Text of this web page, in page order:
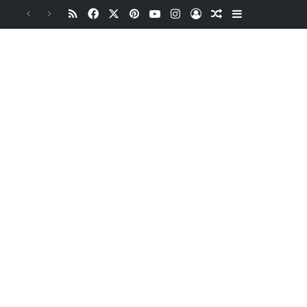
RSSFacebookPinterestYouTubeInstagramOturum aç
Rastgele Makale
Kenar